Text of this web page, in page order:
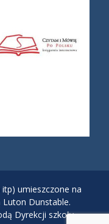
umieszczone na
Luton Dunstable.
Dyrekcji szkoły.